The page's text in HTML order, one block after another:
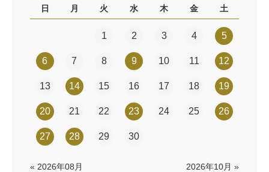
日 月 火 水 木 金 土
1 2 3 4 5
6 7 8 9 10 11 12
13 14 15 16 17 18 19
20 21 22 23 24 25 26
27 28 29 30
« 2026年08月 2026年10月 »